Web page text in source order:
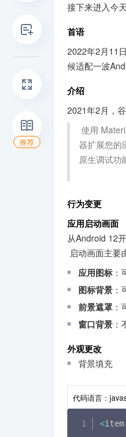
接下来进入今
首语
2022年2月11
候适配一波
介绍
2021年2月，
器扩展您的
原生调试功
行为变更
应用启动画面
从Android 12
启动画面主要
应用图标
图标背景
前景遮罩
窗口背景
外观更改
背景填充
代码语言：
<item
推荐